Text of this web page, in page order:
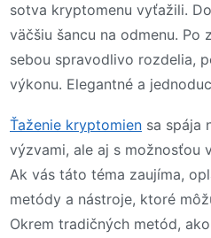
sotva kryptomenu vyťažili.
väčšiu šancu na odmenu. Po
sebou spravodlivo rozdelia,
výkonu. Elegantné a
Ťaženie kryptomien sa spája
výzvami, ale aj s možnosťou
Ak vás táto téma zaujíma,
metódy a nástroje, ktoré
Okrem tradičných metód,